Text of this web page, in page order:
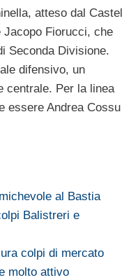
atteso dal Castel
Jacopo Fiorucci, che
Seconda Divisione.
difensivo, un
centrale. Per la linea
essere Andrea Cossu
al Bastia
Balistreri e
colpi di mercato
molto attivo